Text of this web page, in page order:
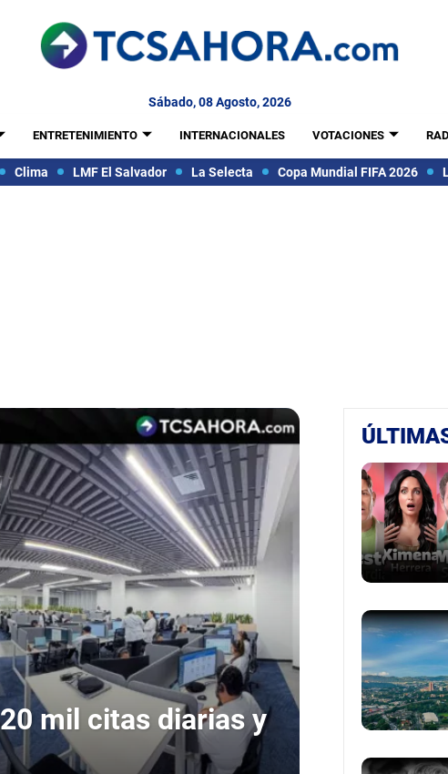
Sábado, 08 Agosto, 2026
ENTRETENIMIENTO INTERNACIONALES VOTACIONES
Clima LMF El Salvador La Selecta Copa Mundial FIFA 2026
mil citas diarias y